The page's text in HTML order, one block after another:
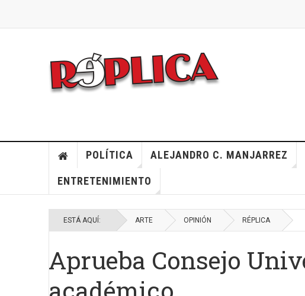
POLÍTICA ALEJANDRO C. MANJARREZ
ENTRETENIMIENTO
ESTÁ AQUÍ: ARTE OPINIÓN RÉPLICA
Aprueba Consejo